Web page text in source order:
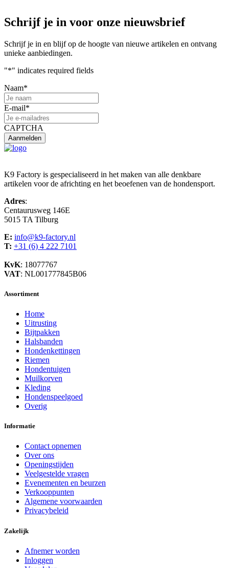
Schrijf je in voor onze nieuwsbrief
Schrijf je in en blijf op de hoogte van nieuwe artikelen en ontvang
unieke aanbiedingen.
"*" indicates required fields
Naam*
E-mail*
CAPTCHA
K9 Factory is gespecialiseerd in het maken van alle denkbare
artikelen voor de africhting en het beoefenen van de hondensport.
Adres:
Centaurusweg 146E
5015 TA Tilburg
E: info@k9-factory.nl
T: +31 (6) 4 222 7101
KvK: 18077767
VAT: NL001777845B06
Assortiment
Home
Uitrusting
Bijtpakken
Halsbanden
Hondenkettingen
Riemen
Hondentuigen
Muilkorven
Kleding
Hondenspeelgoed
Overig
Informatie
Contact opnemen
Over ons
Openingstijden
Veelgestelde vragen
Evenementen en beurzen
Verkooppunten
Algemene voorwaarden
Privacybeleid
Zakelijk
Afnemer worden
Inloggen